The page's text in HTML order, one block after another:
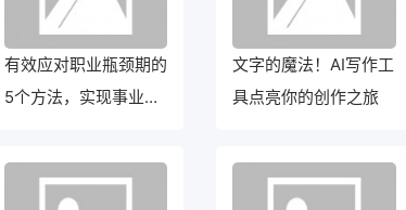
有效应对职业瓶颈期的
5个方法，实现事业突
文字的魔法！AI写作工
具点亮你的创作之旅